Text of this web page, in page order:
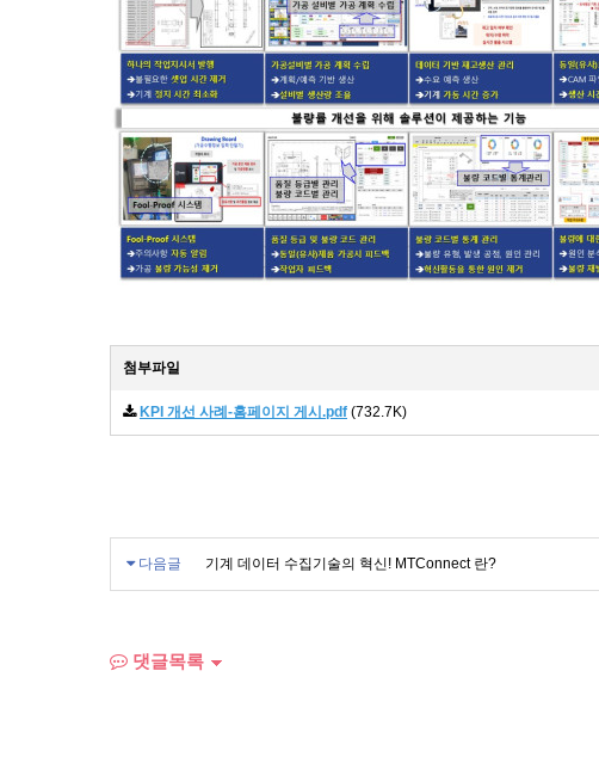
첨부파일
KPI 개선 사례-홈페이지 게시.pdf (732.7K)
다음글 기계 데이터 수집기술의 혁신! MTConnect 란?
댓글목록